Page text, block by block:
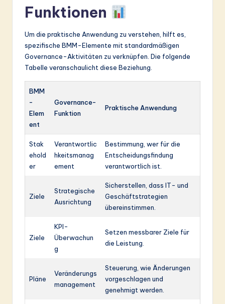
Funktionen
Um die praktische Anwendung zu verstehen, hilft es,
spezifische BMM-Elemente mit standardmäßigen
Governance-Aktivitäten zu verknüpfen. Die folgende
Tabelle veranschaulicht diese Beziehung.
BMM
-
Elem
ent
Governance-
Funktion
Praktische Anwendung
Stak
ehold
er
Verantwortlic
hkeitsmanag
ement
Bestimmung, wer für die
Entscheidungsfindung
verantwortlich ist.
Ziele
Strategische
Ausrichtung
Sicherstellen, dass IT- und
Geschäftstrategien
übereinstimmen.
Ziele
KPI-
Überwachun
g
Setzen messbarer Ziele für
die Leistung.
Pläne
Veränderungs
management
Steuerung, wie Änderungen
vorgeschlagen und
genehmigt werden.